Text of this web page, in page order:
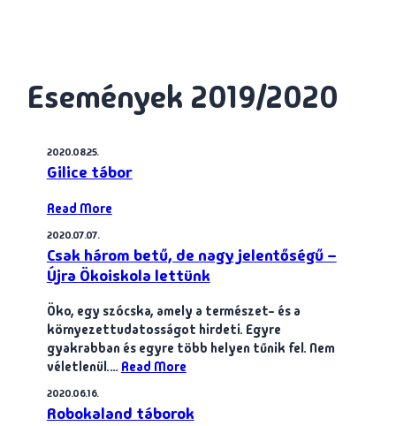
Események 2019/2020
2020.08.25.
Gilice tábor
Read More
2020.07.07.
Csak három betű, de nagy jelentőségű –
Újra Ökoiskola lettünk
Öko, egy szócska, amely a természet- és a
környezettudatosságot hirdeti. Egyre
gyakrabban és egyre több helyen tűnik fel. Nem
véletlenül.… Read More
2020.06.16.
Robokaland táborok